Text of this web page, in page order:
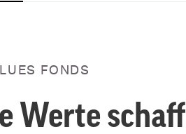
FONDS
Werte